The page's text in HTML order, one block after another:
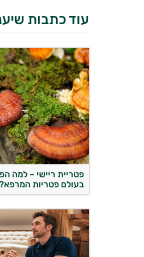
עוד כתבות
פטריית ריישי – למה
בעולם פטריות